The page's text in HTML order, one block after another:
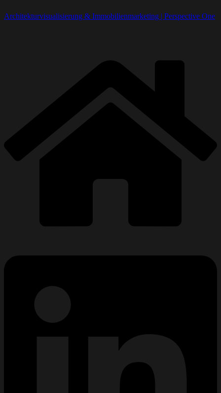
Architekturvisualisierung & Immobilienmarketing | Perspective One